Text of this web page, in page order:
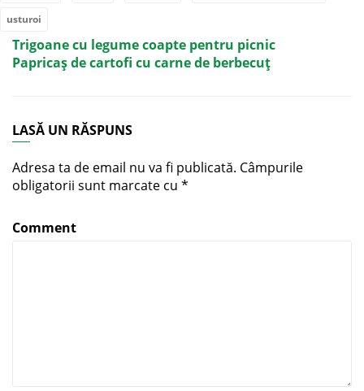
usturoi
Trigoane cu legume coapte pentru picnic
Papricaș de cartofi cu carne de berbecuț
LASĂ UN RĂSPUNS
Adresa ta de email nu va fi publicată. Câmpurile
obligatorii sunt marcate cu *
Comment